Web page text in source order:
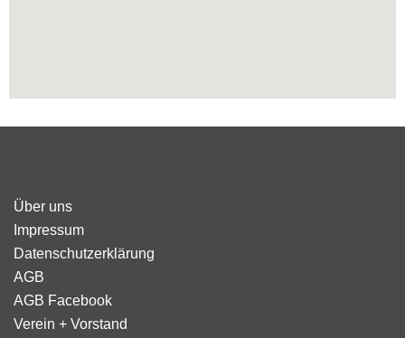
Über uns
Impressum
Datenschutzerklärung
AGB
AGB Facebook
Verein + Vorstand